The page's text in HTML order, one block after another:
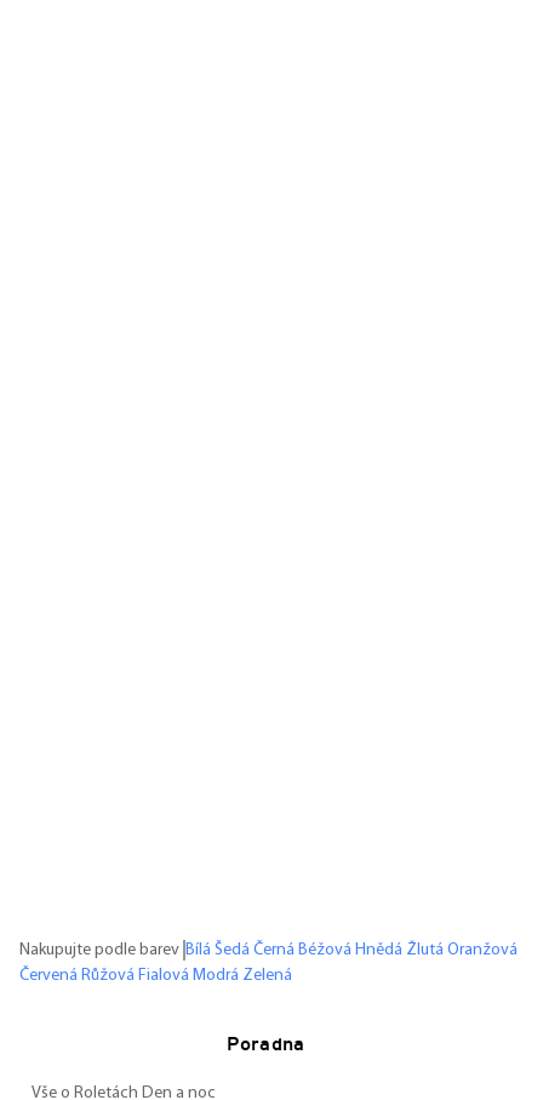
Nakupujte podle barev Bílá Šedá Černá Béžová Hnědá Žlutá Oranžová
Červená Růžová Fialová Modrá Zelená
Poradna
Vše o Roletách Den a noc